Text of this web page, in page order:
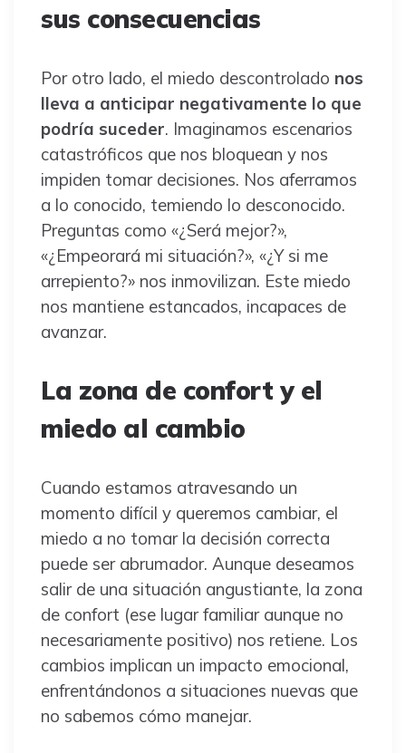
sus consecuencias
Por otro lado, el miedo descontrolado nos
lleva a anticipar negativamente lo que
podría suceder. Imaginamos escenarios
catastróficos que nos bloquean y nos
impiden tomar decisiones. Nos aferramos
a lo conocido, temiendo lo desconocido.
Preguntas como «¿Será mejor?»,
«¿Empeorará mi situación?», «¿Y si me
arrepiento?» nos inmovilizan. Este miedo
nos mantiene estancados, incapaces de
avanzar.
La zona de confort y el
miedo al cambio
Cuando estamos atravesando un
momento difícil y queremos cambiar, el
miedo a no tomar la decisión correcta
puede ser abrumador. Aunque deseamos
salir de una situación angustiante, la zona
de confort (ese lugar familiar aunque no
necesariamente positivo) nos retiene. Los
cambios implican un impacto emocional,
enfrentándonos a situaciones nuevas que
no sabemos cómo manejar.